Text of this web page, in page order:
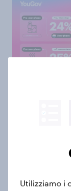
guidato
scelta
valutano
nutrizionale e
Utilizziamo i